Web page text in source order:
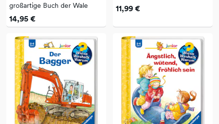
großartige Buch der Wale
14,95 €
11,99 €